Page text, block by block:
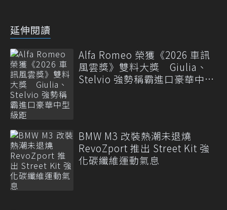
延伸閱讀
Alfa Romeo 榮獲《2026 車訊
風雲獎》雙料大獎 Giulia、
Stelvio 強勢稱霸進口豪華中型
BMW M3 改裝熱潮未退燒
RevoZport 推出 Street Kit 強
化碳纖維運動氣息